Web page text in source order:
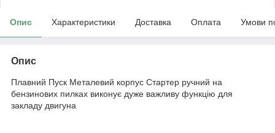
Опис Характеристики Доставка Оплата Умови
Опис
Плавний Пуск Металевий корпус Стартер ручний на
бензинових пилках виконує дуже важливу функцію для
закладу двигуна